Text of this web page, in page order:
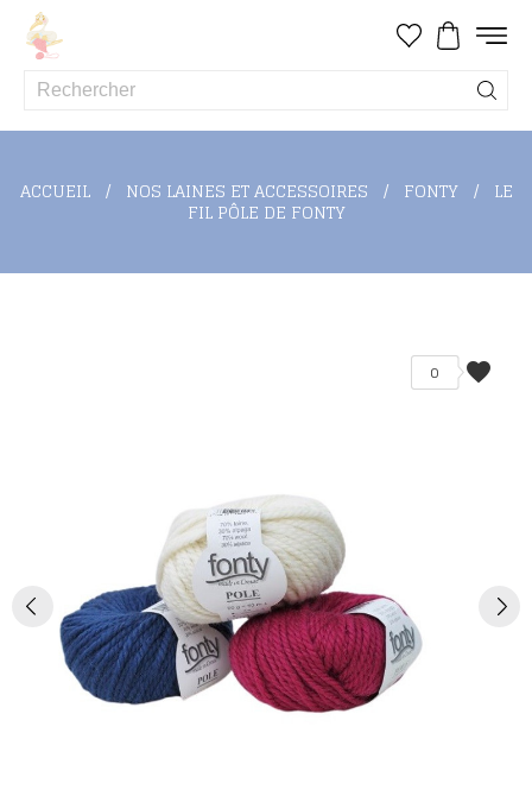
ACCUEIL NOS LAINES ET ACCESSOIRES FONTY LE
FIL PÔLE DE FONTY
favorite
0